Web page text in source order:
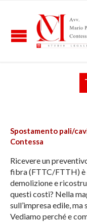
Spostamento pali/
Contessa
Ricevere un
fibra (FTTC/FTTH) è
demolizione e
questi costi? Nella
sull’impresa edile,
Vediamo perché e